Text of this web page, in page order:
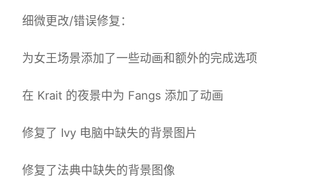
细微更改/错误修复：
为女王场景添加了一些动画和额外的完成选项
在 Krait 的夜景中为 Fangs 添加了动画
修复了 Ivy 电脑中缺失的背景图片
修复了法典中缺失的背景图像